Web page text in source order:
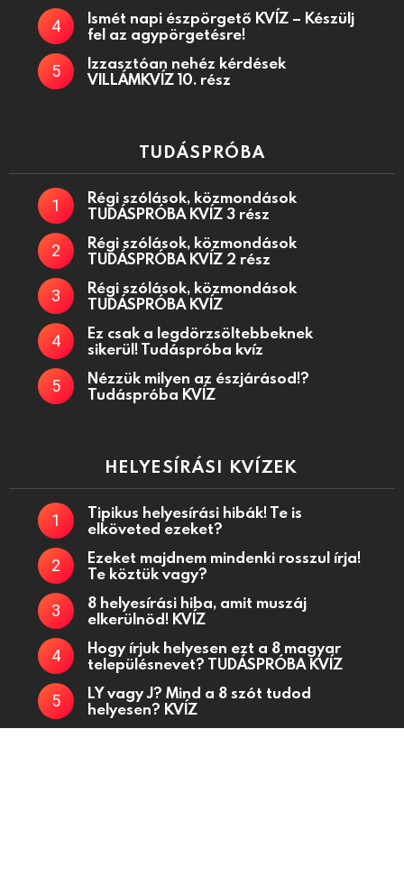
Ismét napi észpörgető KVÍZ – Készülj
fel az agypörgetésre!
Izzasztóan nehéz kérdések
VILLÁMKVÍZ 10. rész
TUDÁSPRÓBA
Régi szólások, közmondások
TUDÁSPRÓBA KVÍZ 3 rész
Régi szólások, közmondások
TUDÁSPRÓBA KVÍZ 2 rész
Régi szólások, közmondások
TUDÁSPRÓBA KVÍZ
Ez csak a legdörzsöltebbeknek
sikerül! Tudáspróba kvíz
Nézzük milyen az észjárásod!?
Tudáspróba KVÍZ
HELYESÍRÁSI KVÍZEK
Tipikus helyesírási hibák! Te is
elköveted ezeket?
Ezeket majdnem mindenki rosszul írja!
Te köztük vagy?
8 helyesírási hiba, amit muszáj
elkerülnöd! KVÍZ
Hogy írjuk helyesen ezt a 8 magyar
településnevet? TUDÁSPRÓBA KVÍZ
LY vagy J? Mind a 8 szót tudod
helyesen? KVÍZ